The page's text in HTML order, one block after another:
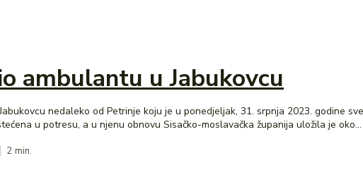
ambulantu u Jabukovcu
nedaleko od Petrinje koju je u ponedjeljak, 31. srpnja 2023. godine
u potresu, a u njenu obnovu Sisačko-moslavačka županija uložila je oko...
2 min.